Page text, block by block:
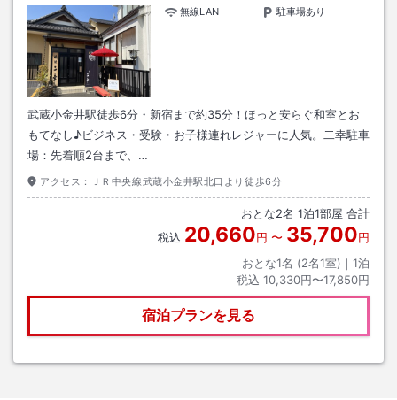
無線LAN
駐車場あり
武蔵小金井駅徒歩6分・新宿まで約35分！ほっと安らぐ和室とお
もてなし♪ビジネス・受験・お子様連れレジャーに人気。二幸駐車
場：先着順2台まで、…
アクセス： ＪＲ中央線武蔵小金井駅北口より徒歩6分
おとな2名 1泊1部屋 合計
税込 20,660円 〜 35,700円
おとな1名 (2名1室)｜ 1泊
税込 10,330円〜17,850円
宿泊プランを見る